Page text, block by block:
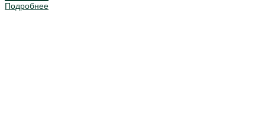
Подробнее